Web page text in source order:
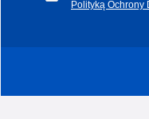
Polityką Ochrony